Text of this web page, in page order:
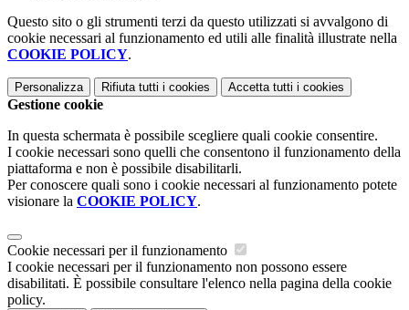
Questo sito o gli strumenti terzi da questo utilizzati si avvalgono di
cookie necessari al funzionamento ed utili alle finalità illustrate nella
COOKIE POLICY.
Personalizza Rifiuta tutti i cookies Accetta tutti i cookies
Gestione cookie
In questa schermata è possibile scegliere quali cookie consentire.
I cookie necessari sono quelli che consentono il funzionamento della
piattaforma e non è possibile disabilitarli.
Per conoscere quali sono i cookie necessari al funzionamento potete
visionare la COOKIE POLICY.
Cookie necessari per il funzionamento
I cookie necessari per il funzionamento non possono essere
disabilitati. È possibile consultare l'elenco nella pagina della cookie
policy.